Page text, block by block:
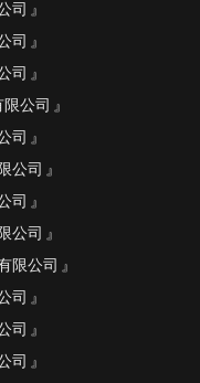
司
司
司
公司
司
公司
司
公司
限公司
司
司
司